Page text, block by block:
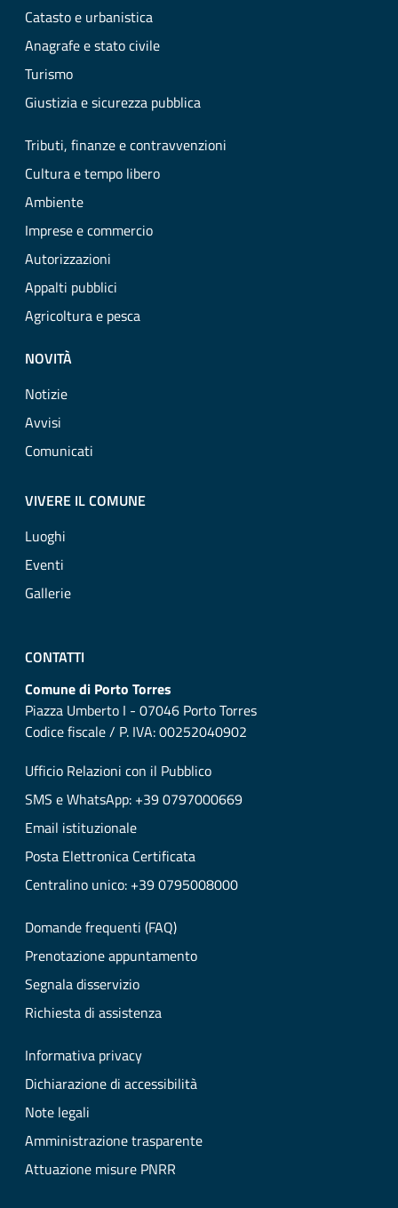
Catasto e urbanistica
Anagrafe e stato civile
Turismo
Giustizia e sicurezza pubblica
Tributi, finanze e contravvenzioni
Cultura e tempo libero
Ambiente
Imprese e commercio
Autorizzazioni
Appalti pubblici
Agricoltura e pesca
NOVITÀ
Notizie
Avvisi
Comunicati
VIVERE IL COMUNE
Luoghi
Eventi
Gallerie
CONTATTI
Comune di Porto Torres
Piazza Umberto I - 07046 Porto Torres
Codice fiscale / P. IVA: 00252040902
Ufficio Relazioni con il Pubblico
SMS e WhatsApp: +39 0797000669
Email istituzionale
Posta Elettronica Certificata
Centralino unico: +39 0795008000
Domande frequenti (FAQ)
Prenotazione appuntamento
Segnala disservizio
Richiesta di assistenza
Informativa privacy
Dichiarazione di accessibilità
Note legali
Amministrazione trasparente
Attuazione misure PNRR